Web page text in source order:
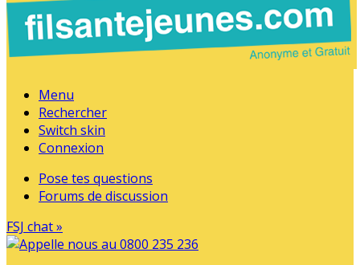
Menu
Rechercher
Switch skin
Connexion
Pose tes questions
Forums de discussion
FSJ chat »